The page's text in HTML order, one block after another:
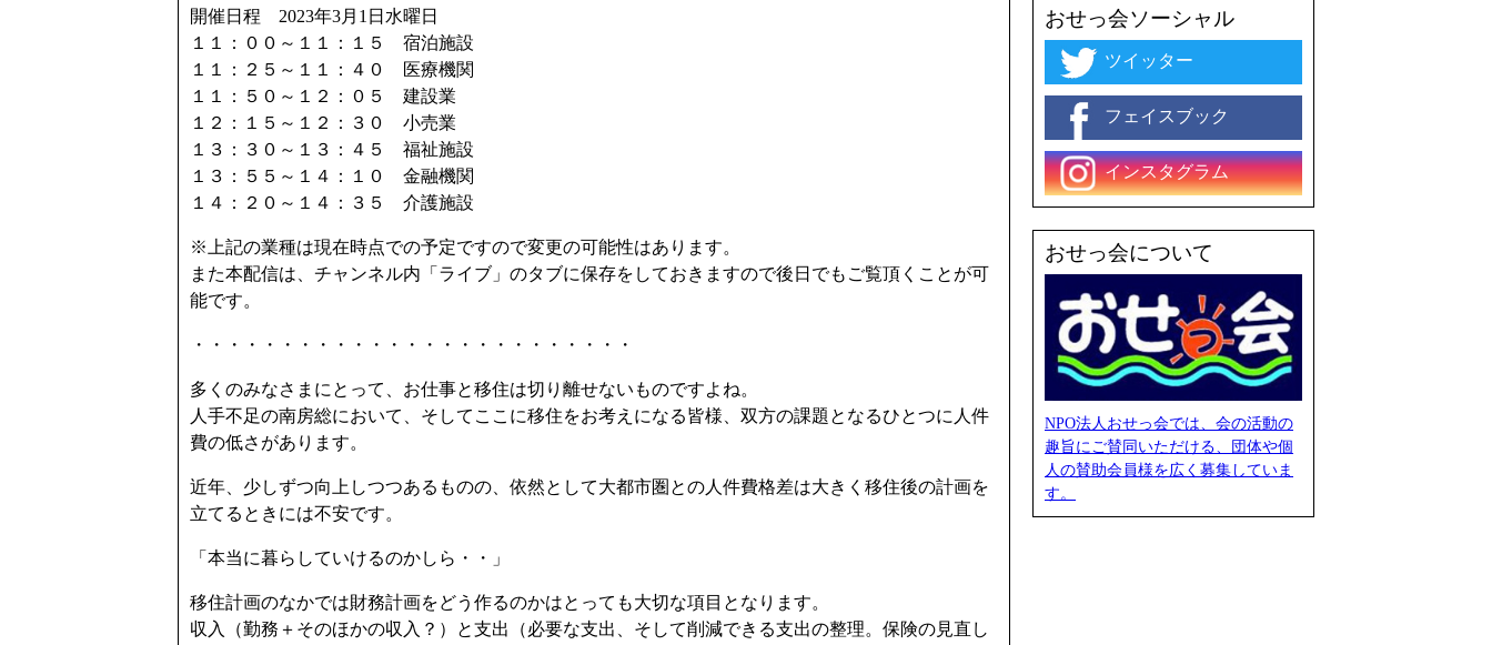
開催日程 2023年3月1日水曜日
１１：００～１１：１５ 宿泊施設
１１：２５～１１：４０ 医療機関
１１：５０～１２：０５ 建設業
１２：１５～１２：３０ 小売業
１３：３０～１３：４５ 福祉施設
１３：５５～１４：１０ 金融機関
１４：２０～１４：３５ 介護施設
※上記の業種は現在時点での予定ですので変更の可能性はあります。
また本配信は、チャンネル内「ライブ」のタブに保存をしておきますので後日でもご覧頂くことが可
能です。
・・・・・・・・・・・・・・・・・・・・・・・・・
多くのみなさまにとって、お仕事と移住は切り離せないものですよね。
人手不足の南房総において、そしてここに移住をお考えになる皆様、双方の課題となるひとつに人件
費の低さがあります。
近年、少しずつ向上しつつあるものの、依然として大都市圏との人件費格差は大きく移住後の計画を
立てるときには不安です。
「本当に暮らしていけるのかしら・・」
移住計画のなかでは財務計画をどう作るのかはとっても大切な項目となります。
収入（勤務＋そのほかの収入？）と支出（必要な支出、そして削減できる支出の整理。保険の見直し
おせっ会ソーシャル
ツイッター
フェイスブック
インスタグラム
おせっ会について
NPO法人おせっ会では、会の活動の
趣旨にご賛同いただける、団体や個
人の賛助会員様を広く募集していま
す。